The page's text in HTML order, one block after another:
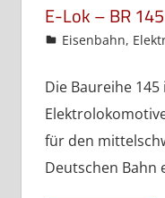
E-Lok – BR 145
admin
Eisenbahn,
Die Baureihe
für den
Deutschen Bahn